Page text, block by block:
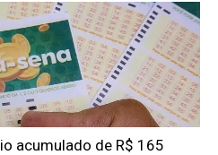
acumulado de R$ 165